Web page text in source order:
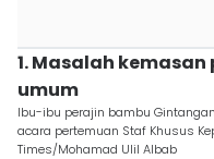
1. Masalah
umum
Ibu-ibu perajin bambu
acara pertemuan Staf Khusus
Times/Mohamad Ulil Albab